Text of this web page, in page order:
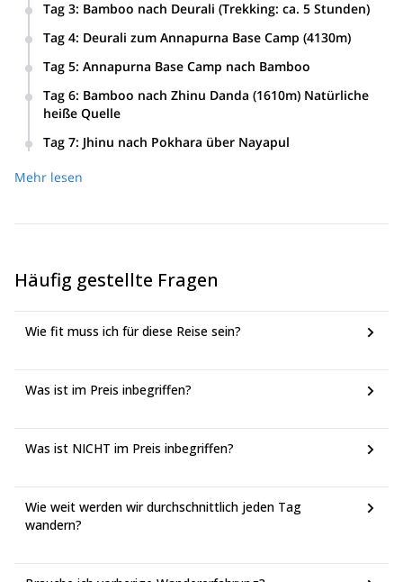
Tag 3: Bamboo nach Deurali (Trekking: ca. 5 Stunden)
Tag 4: Deurali zum Annapurna Base Camp (4130m)
Tag 5: Annapurna Base Camp nach Bamboo
Tag 6: Bamboo nach Zhinu Danda (1610m) Natürliche
heiße Quelle
Tag 7: Jhinu nach Pokhara über Nayapul
Mehr lesen
Häufig gestellte Fragen
Wie fit muss ich für diese Reise sein?
Was ist im Preis inbegriffen?
Was ist NICHT im Preis inbegriffen?
Wie weit werden wir durchschnittlich jeden Tag
wandern?